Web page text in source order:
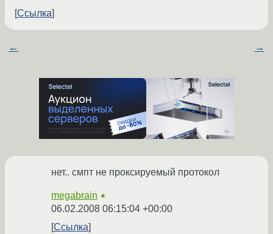
Ссылка
← →
нет.. смпт не проксируемый протокол
megabrain ★
06.02.2008 06:15:04 +00:00
Ссылка